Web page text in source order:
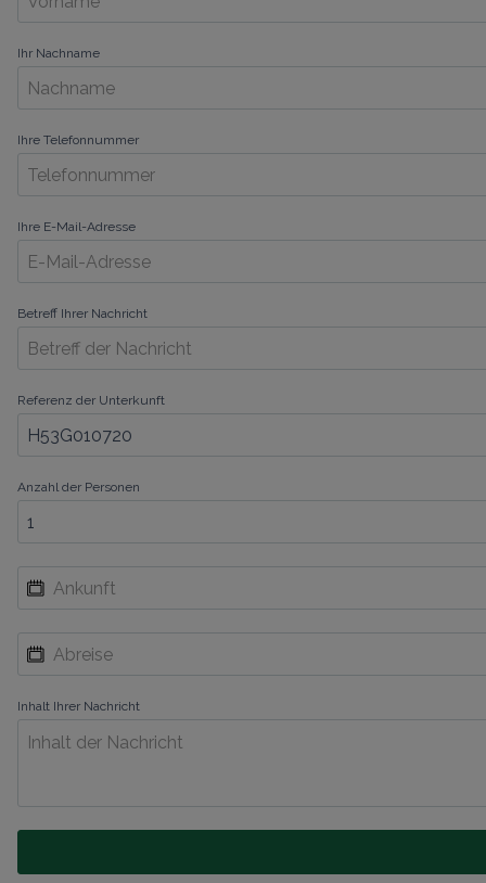
Ihr Nachname
Ihre Telefonnummer
Ihre E-Mail-Adresse
Betreff Ihrer Nachricht
Referenz der Unterkunft
Anzahl der Personen
Inhalt Ihrer Nachricht